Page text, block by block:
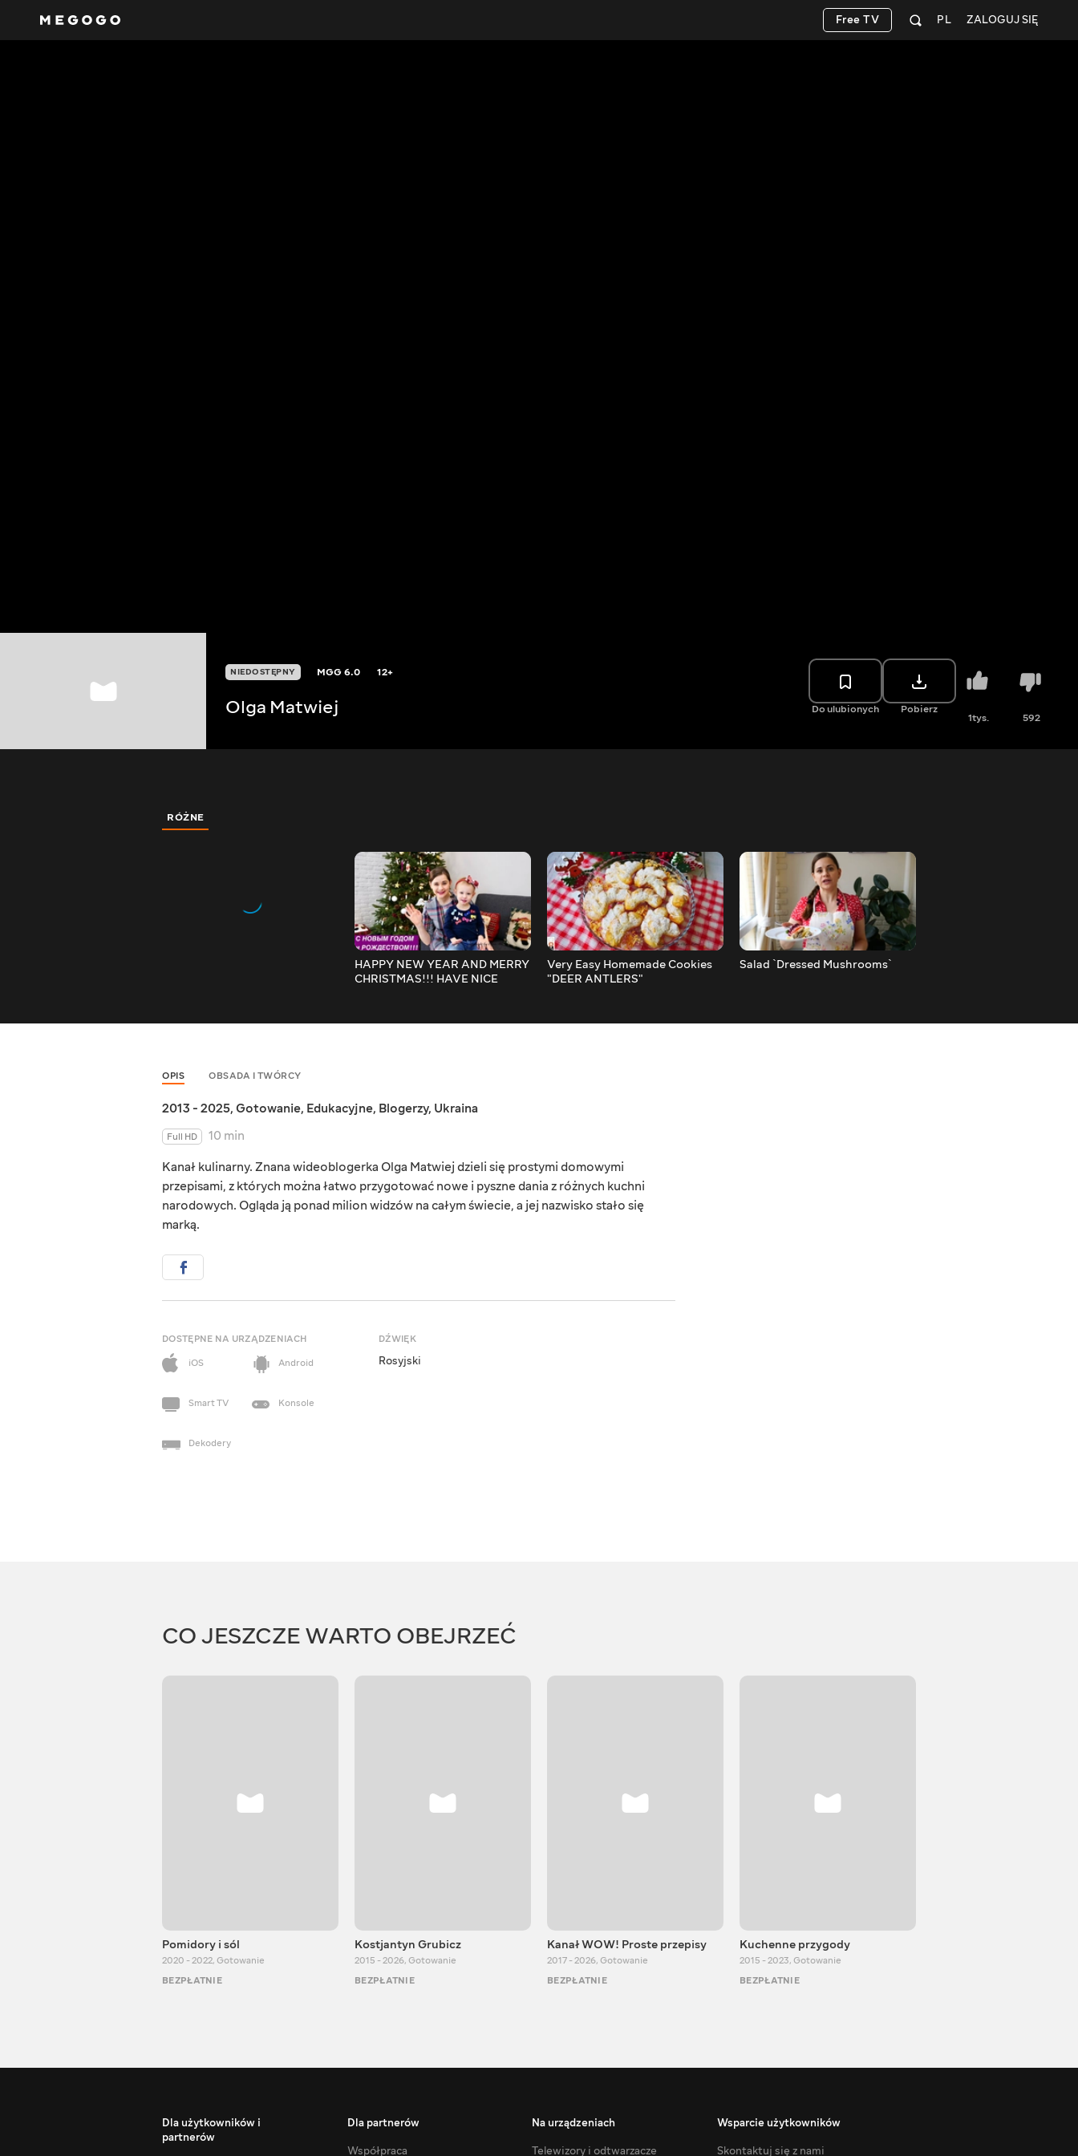
ZALOGUJ SIĘ
PL
Free TV
NIEDOSTĘPNY MGG6.0 12+
Olga Matwiej Do ulubionych Pobierz
1tys. 592
RÓŻNE
HAPPY NEW YEAR AND MERRY
CHRISTMAS!!! HAVE NICE
Very Easy Homemade Cookies
"DEER ANTLERS"
Salad `Dressed Mushrooms`
OPIS OBSADA I TWÓRCY
2013 - 2025, Gotowanie, Edukacyjne, Blogerzy, Ukraina
Full HD
10 min
Kanał kulinarny. Znana wideoblogerka Olga Matwiej dzieli się prostymi domowymi
przepisami, z których można łatwo przygotować nowe i pyszne dania z różnych kuchni
narodowych. Ogląda ją ponad milion widzów na całym świecie, a jej nazwisko stało się
marką.
DOSTĘPNE NA URZĄDZENIACH
iOS
Android
Smart TV Konsole
Dekodery
DŹWIĘK
Rosyjski
CO JESZCZE WARTO OBEJRZEĆ
Pomidory i sól
2020 - 2022, Gotowanie
BEZPŁATNIE
Kostjantyn Grubicz
2015 - 2026, Gotowanie
BEZPŁATNIE
Kanał WOW! Proste przepisy
2017 - 2026, Gotowanie
BEZPŁATNIE
Kuchenne przygody
2015 - 2023, Gotowanie
BEZPŁATNIE
Dla użytkowników i
partnerów
Dla partnerów
Współpraca
Na urządzeniach
Telewizory i odtwarzacze
Wsparcie użytkowników
Skontaktuj się z nami